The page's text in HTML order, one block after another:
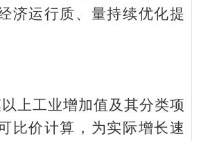
济运行质、量持续优化提
上工业增加值及其分类项
比价计算，为实际增长速